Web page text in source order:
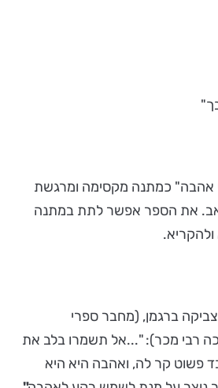
אהבה" כמתנה מקסימה ומרגשת
את הספר אפשר לתת במתנה
ברגמן, (מחבר ספרי
רבי מכר): "...אל תשמרו בלב את
פשוט קר לה, ואהבה היא היא